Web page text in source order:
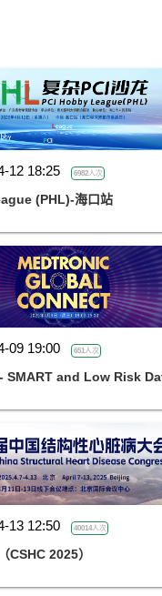
12 18:25 6982人次
(PHL)-海口站
09 19:00 651人次
and Low Risk
13 12:50 40014人次
CSHC 2025）